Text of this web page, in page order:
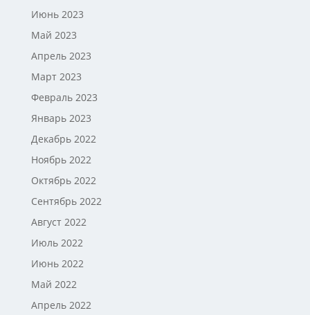
Июнь 2023
Май 2023
Апрель 2023
Март 2023
Февраль 2023
Январь 2023
Декабрь 2022
Ноябрь 2022
Октябрь 2022
Сентябрь 2022
Август 2022
Июль 2022
Июнь 2022
Май 2022
Апрель 2022